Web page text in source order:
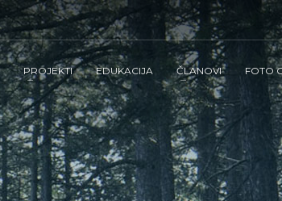
PROJEKTI EDUKACIJA ČLANOVI FOTO